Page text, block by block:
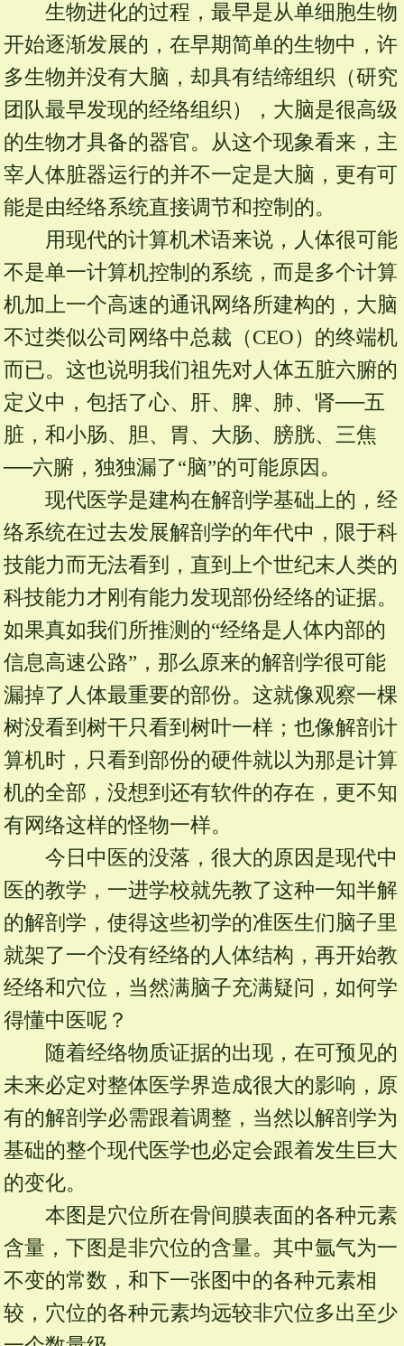
生物进化的过程，最早是从单细胞生物
开始逐渐发展的，在早期简单的生物中，许
多生物并没有大脑，却具有结缔组织（研究
团队最早发现的经络组织），大脑是很高级
的生物才具备的器官。从这个现象看来，主
宰人体脏器运行的并不一定是大脑，更有可
能是由经络系统直接调节和控制的。
用现代的计算机术语来说，人体很可能
不是单一计算机控制的系统，而是多个计算
机加上一个高速的通讯网络所建构的，大脑
不过类似公司网络中总裁（CEO）的终端机
而已。这也说明我们祖先对人体五脏六腑的
定义中，包括了心、肝、脾、肺、肾──五
脏，和小肠、胆、胃、大肠、膀胱、三焦
──六腑，独独漏了“脑”的可能原因。
现代医学是建构在解剖学基础上的，经
络系统在过去发展解剖学的年代中，限于科
技能力而无法看到，直到上个世纪末人类的
科技能力才刚有能力发现部份经络的证据。
如果真如我们所推测的“经络是人体内部的
信息高速公路”，那么原来的解剖学很可能
漏掉了人体最重要的部份。这就像观察一棵
树没看到树干只看到树叶一样；也像解剖计
算机时，只看到部份的硬件就以为那是计算
机的全部，没想到还有软件的存在，更不知
有网络这样的怪物一样。
今日中医的没落，很大的原因是现代中
医的教学，一进学校就先教了这种一知半解
的解剖学，使得这些初学的准医生们脑子里
就架了一个没有经络的人体结构，再开始教
经络和穴位，当然满脑子充满疑问，如何学
得懂中医呢？
随着经络物质证据的出现，在可预见的
未来必定对整体医学界造成很大的影响，原
有的解剖学必需跟着调整，当然以解剖学为
基础的整个现代医学也必定会跟着发生巨大
的变化。
本图是穴位所在骨间膜表面的各种元素
含量，下图是非穴位的含量。其中氩气为一
不变的常数，和下一张图中的各种元素相
较，穴位的各种元素均远较非穴位多出至少